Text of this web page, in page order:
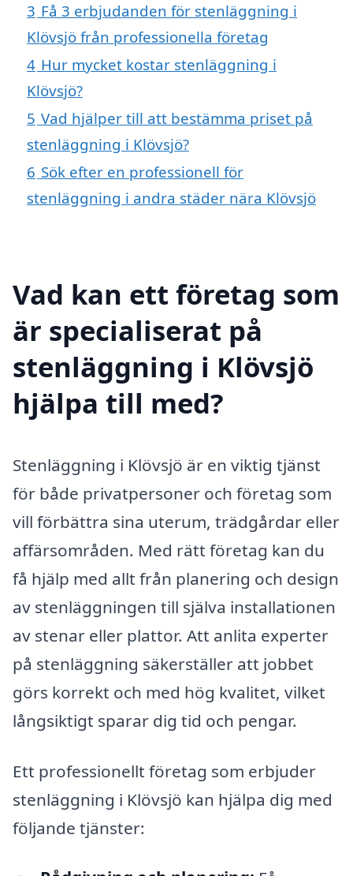
3 Få 3 erbjudanden för stenläggning i
Klövsjö från professionella företag
4 Hur mycket kostar stenläggning i
Klövsjö?
5 Vad hjälper till att bestämma priset på
stenläggning i Klövsjö?
6 Sök efter en professionell för
stenläggning i andra städer nära Klövsjö
Vad kan ett företag som
är specialiserat på
stenläggning i Klövsjö
hjälpa till med?
Stenläggning i Klövsjö är en viktig tjänst
för både privatpersoner och företag som
vill förbättra sina uterum, trädgårdar eller
affärsområden. Med rätt företag kan du
få hjälp med allt från planering och design
av stenläggningen till själva installationen
av stenar eller plattor. Att anlita experter
på stenläggning säkerställer att jobbet
görs korrekt och med hög kvalitet, vilket
långsiktigt sparar dig tid och pengar.
Ett professionellt företag som erbjuder
stenläggning i Klövsjö kan hjälpa dig med
följande tjänster: